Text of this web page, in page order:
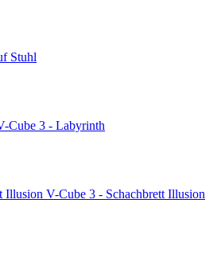
Stuhl
Cube 3 - Labyrinth
V-Cube 3 - Schachbrett Illusion